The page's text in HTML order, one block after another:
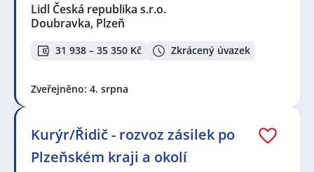
Lidl Česká republika s.r.o.
Doubravka, Plzeň
31 938 – 35 350 Kč Zkrácený úvazek
Zveřejněno: 4. srpna
Kurýr/Řidič - rozvoz zásilek po
Plzeňském kraji a okolí